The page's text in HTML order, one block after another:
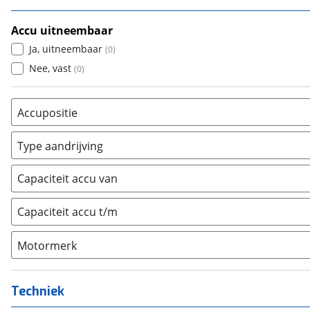
Accu uitneembaar
Ja, uitneembaar (0)
Nee, vast (0)
Accupositie
Bagagedrager (0)
Frame (0 )
Vloer (0
Achterbank (0)
Kofferbak (0)
Overig (0)
Type aandrijving
Achterwiel (0)
Trapas
Voorwiel
Capaciteit accu van
Capaciteit accu t/m
Motormerk
Bosch (0)
Yamaha
Stromer (0)
Techniek